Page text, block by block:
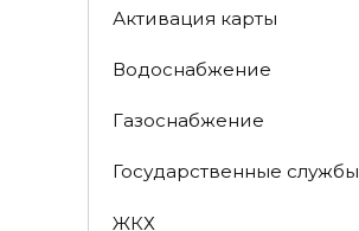
Активация карты
Водоснабжение
Газоснабжение
Государственные службы
ЖКХ